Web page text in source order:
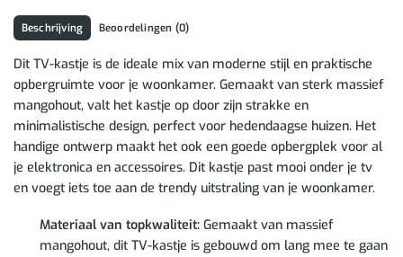
Beschrijving Beoordelingen (0)
Dit TV-kastje is de ideale mix van moderne stijl en praktische
opbergruimte voor je woonkamer. Gemaakt van sterk massief
mangohout, valt het kastje op door zijn strakke en
minimalistische design, perfect voor hedendaagse huizen. Het
handige ontwerp maakt het ook een goede opbergplek voor al
je elektronica en accessoires. Dit kastje past mooi onder je tv
en voegt iets toe aan de trendy uitstraling van je woonkamer.
Materiaal van topkwaliteit:Gemaakt van massief
mangohout, dit TV-kastje is gebouwd om lang mee te gaan